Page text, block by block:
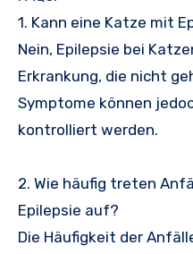
1. Kann eine Katze mit
Nein, Epilepsie bei
Erkrankung, die nicht
Symptome können
kontrolliert werden.
2. Wie häufig treten
Epilepsie auf?
Die Häufigkeit der